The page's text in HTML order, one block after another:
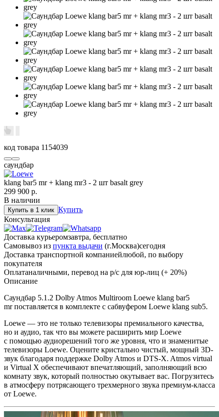
код товара 1154039
саундбар
klang bar5 mr + klang mr3 - 2 шт basalt grey
299 900 р.
В наличии
Купить в 1 клик Купить
Консультация
Доставка курьеромзавтра, бесплатно
Самовывоз из пункта выдачи (г.Москва)сегодня
Доставка транспортной компаниейлюбой, по выбору
покупателя
Оплатаналичными, перевод на р/с для юр-лиц (+ 20%)
Описание
Саундбар 5.1.2 Dolby Atmos Multiroom Loewe klang bar5
mr поставляется в комплекте с сабвуфером Loewe klang sub5.
Loewe — это не только телевизоры премиального качества,
но и аудио, так что вы можете расширить мир Loewe
с помощью аудиорешений того же уровня, что и знаменитые
телевизоры Loewe. Оцените кристально чистый, мощный 3D-
звук благодаря поддержке Dolby Atmos и DTS-X. Atmos virtual
и Virtual X обеспечивают впечатляющий, заполняющий всю
комнату звук, который полностью окутывает вас. Погрузитесь
в атмосферу потрясающего трехмерного звука премиум-класса
от Loewe.